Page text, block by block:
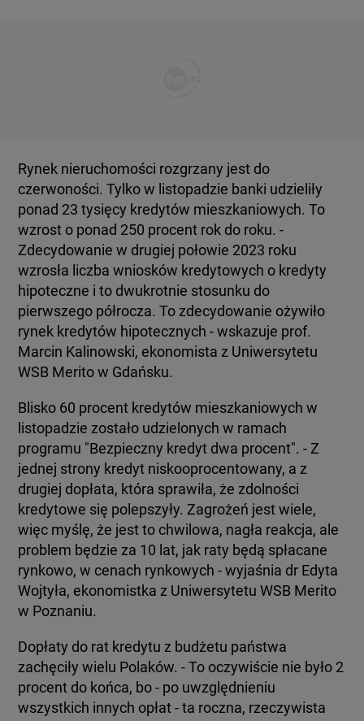
Rynek nieruchomości rozgrzany jest do
czerwoności. Tylko w listopadzie banki udzieliły
ponad 23 tysięcy kredytów mieszkaniowych. To
wzrost o ponad 250 procent rok do roku. -
Zdecydowanie w drugiej połowie 2023 roku
wzrosła liczba wniosków kredytowych o kredyty
hipoteczne i to dwukrotnie stosunku do
pierwszego półrocza. To zdecydowanie ożywiło
rynek kredytów hipotecznych - wskazuje prof.
Marcin Kalinowski, ekonomista z Uniwersytetu
WSB Merito w Gdańsku.
Blisko 60 procent kredytów mieszkaniowych w
listopadzie zostało udzielonych w ramach
programu "Bezpieczny kredyt dwa procent". - Z
jednej strony kredyt niskooprocentowany, a z
drugiej dopłata, która sprawiła, że zdolności
kredytowe się polepszyły. Zagrożeń jest wiele,
więc myślę, że jest to chwilowa, nagła reakcja, ale
problem będzie za 10 lat, jak raty będą spłacane
rynkowo, w cenach rynkowych - wyjaśnia dr Edyta
Wojtyła, ekonomistka z Uniwersytetu WSB Merito
w Poznaniu.
Dopłaty do rat kredytu z budżetu państwa
zachęciły wielu Polaków. - To oczywiście nie było 2
procent do końca, bo - po uwzględnieniu
wszystkich innych opłat - ta roczna, rzeczywista